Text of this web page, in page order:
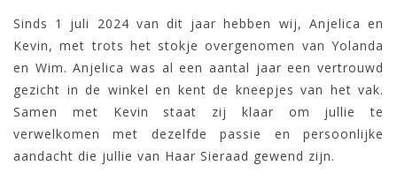
Sinds 1 juli 2024 van dit jaar hebben wij, Anjelica en
Kevin, met trots het stokje overgenomen van Yolanda
en Wim. Anjelica was al een aantal jaar een vertrouwd
gezicht in de winkel en kent de kneepjes van het vak.
Samen met Kevin staat zij klaar om jullie te
verwelkomen met dezelfde passie en persoonlijke
aandacht die jullie van Haar Sieraad gewend zijn.